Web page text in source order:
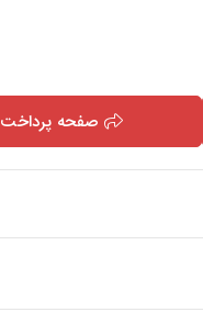
صفحه پرداخت